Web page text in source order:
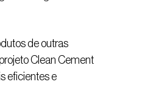
de outras
Clean Cement
eficientes e